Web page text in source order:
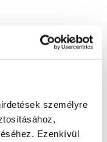
személyre
Ezenkívül